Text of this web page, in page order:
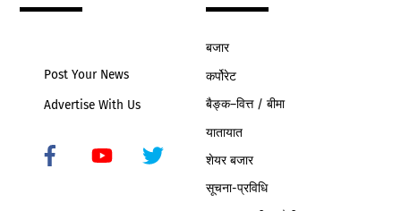
Post Your News
Advertise With Us
Icon
बजार
कर्पोरेट
बैङ्क–वित्त / बीमा
यातायात
शेयर बजार
सूचना-प्रविधि